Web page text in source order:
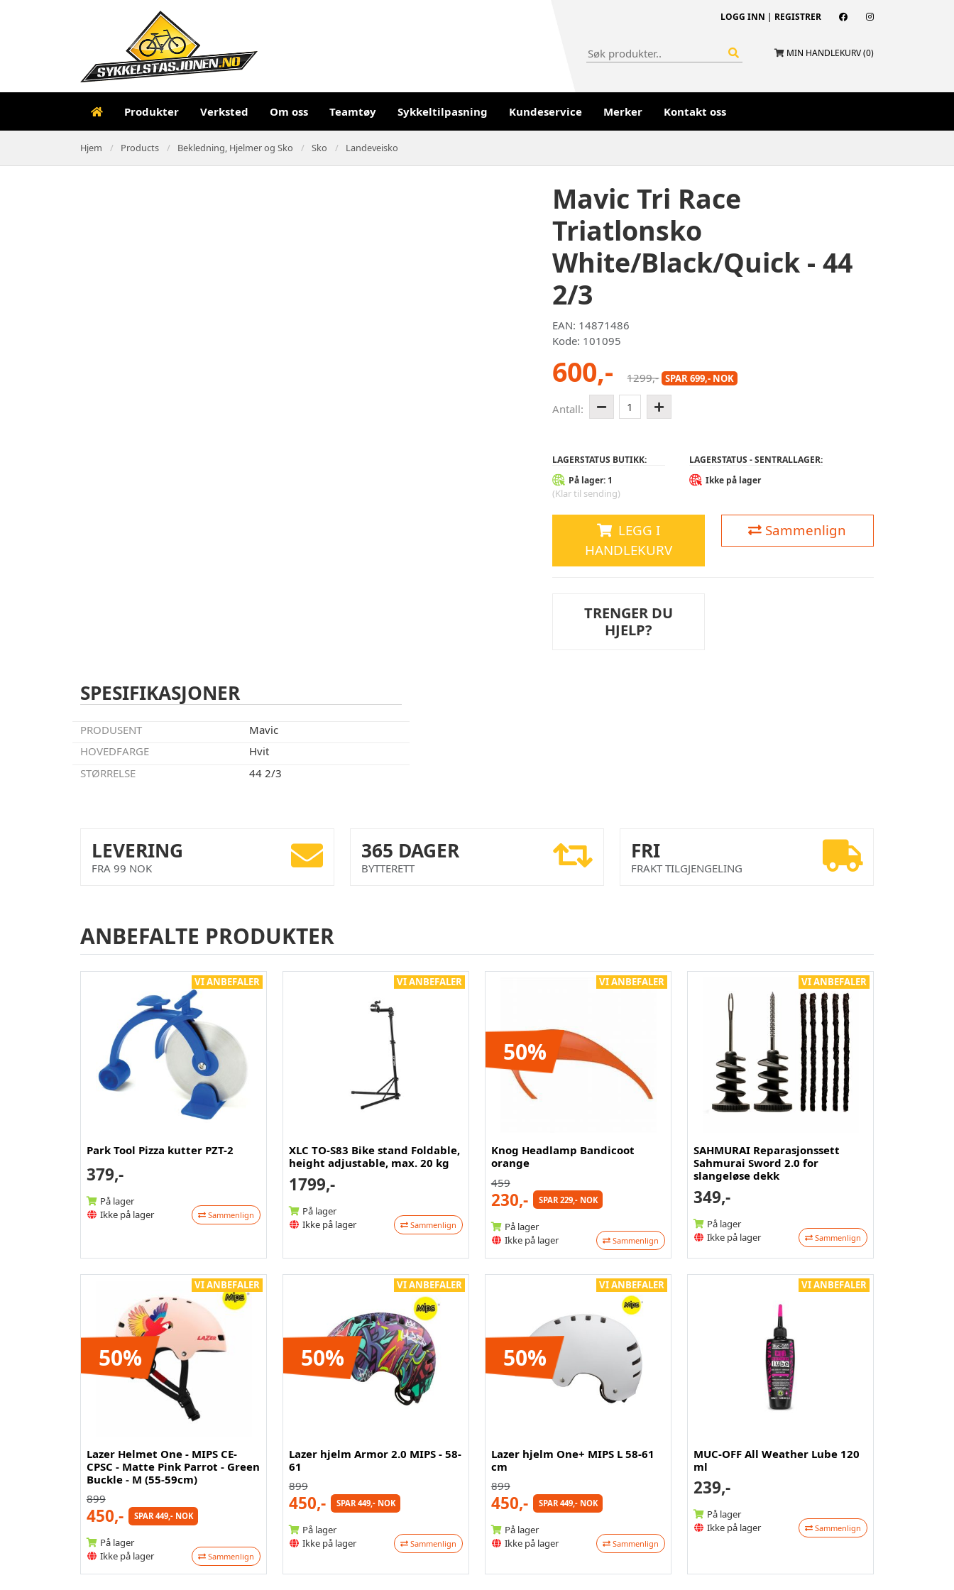
LOGG INN | REGISTRER
MIN HANDLEKURV (0)
Produkter Verksted Om oss Teamtøy Sykkeltilpasning Kundeservice Merker Kontakt oss
Hjem Products Bekledning, Hjelmer og Sko Sko Landeveisko
Mavic Tri Race
Triatlonsko
White/Black/Quick - 44
2/3
EAN: 14871486
Kode: 101095
600,- 1299,- SPAR 699,- NOK
Antall: 1
LAGERSTATUS BUTIKK:
På lager: 1
(Klar til sending)
LAGERSTATUS - SENTRALLAGER:
Ikke på lager
LEGG I
HANDLEKURV
Sammenlign
TRENGER DU
HJELP?
SPESIFIKASJONER
PRODUSENT
Mavic
HOVEDFARGE
Hvit
STØRRELSE
44 2/3
LEVERING
FRA 99 NOK
365 DAGER
BYTTERETT
FRI
FRAKT TILGJENGELING
ANBEFALTE PRODUKTER
VI ANBEFALER
Park Tool Pizza kutter PZT-2
379,-
På lager
Ikke på lager
Sammenlign
VI ANBEFALER
XLC TO-S83 Bike stand Foldable,
height adjustable, max. 20 kg
1799,-
På lager
Ikke på lager
Sammenlign
VI ANBEFALER
50%
Knog Headlamp Bandicoot
orange
459
230,- SPAR 229,- NOK
På lager
Ikke på lager
Sammenlign
VI ANBEFALER
SAHMURAI Reparasjonssett
Sahmurai Sword 2.0 for
slangeløse dekk
349,-
På lager
Ikke på lager
Sammenlign
VI ANBEFALER
50%
Lazer Helmet One - MIPS CE-
CPSC - Matte Pink Parrot - Green
Buckle - M (55-59cm)
899
450,- SPAR 449,- NOK
På lager
Ikke på lager
Sammenlign
VI ANBEFALER
50%
Lazer hjelm Armor 2.0 MIPS - 58-
61
899
450,- SPAR 449,- NOK
På lager
Ikke på lager
Sammenlign
VI ANBEFALER
50%
Lazer hjelm One+ MIPS L 58-61
cm
899
450,- SPAR 449,- NOK
På lager
Ikke på lager
Sammenlign
VI ANBEFALER
MUC-OFF All Weather Lube 120
ml
239,-
På lager
Ikke på lager
Sammenlign